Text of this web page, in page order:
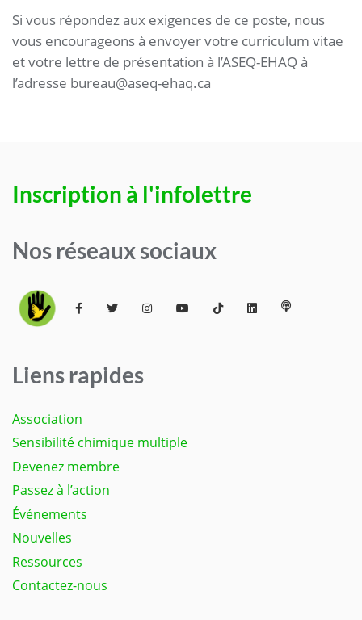
Si vous répondez aux exigences de ce poste, nous
vous encourageons à envoyer votre curriculum vitae
et votre lettre de présentation à l’ASEQ-EHAQ à
l’adresse bureau@aseq-ehaq.ca
Inscription à l'infolettre
Nos réseaux sociaux
Liens rapides
Association
Sensibilité chimique multiple
Devenez membre
Passez à l’action
Événements
Nouvelles
Ressources
Contactez-nous